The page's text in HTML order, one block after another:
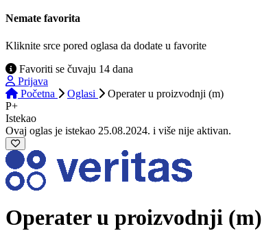
Nemate favorita
Kliknite srce pored oglasa da dodate u favorite
Favoriti se čuvaju 14 dana
Prijava
Početna
Oglasi
Operater u proizvodnji (m)
P+
Istekao
Ovaj oglas je istekao 25.08.2024. i više nije aktivan.
Operater u proizvodnji (m)